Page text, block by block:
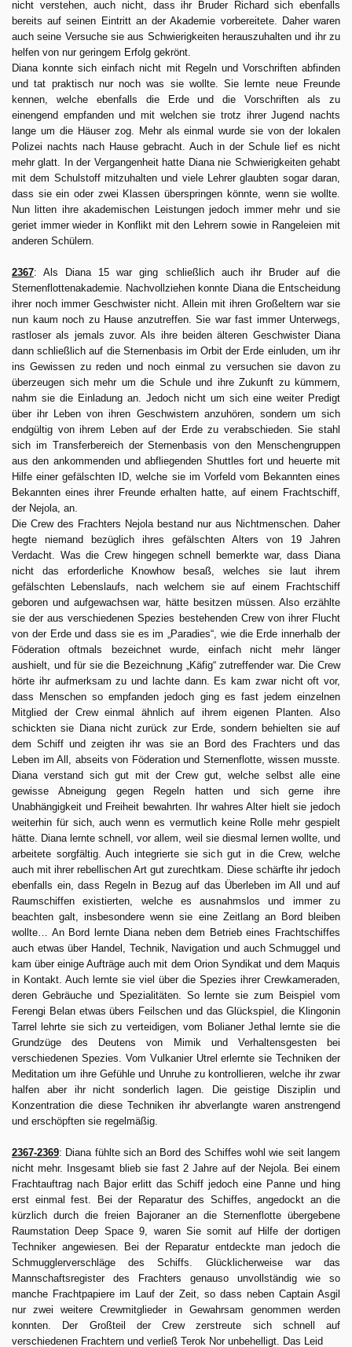
nicht verstehen, auch nicht, dass ihr Bruder Richard sich ebenfalls
bereits auf seinen Eintritt an der Akademie vorbereitete. Daher waren
auch seine Versuche sie aus Schwierigkeiten herauszuhalten und ihr zu
helfen von nur geringem Erfolg gekrönt.
Diana konnte sich einfach nicht mit Regeln und Vorschriften abfinden
und tat praktisch nur noch was sie wollte. Sie lernte neue Freunde
kennen, welche ebenfalls die Erde und die Vorschriften als zu
einengend empfanden und mit welchen sie trotz ihrer Jugend nachts
lange um die Häuser zog. Mehr als einmal wurde sie von der lokalen
Polizei nachts nach Hause gebracht. Auch in der Schule lief es nicht
mehr glatt. In der Vergangenheit hatte Diana nie Schwierigkeiten gehabt
mit dem Schulstoff mitzuhalten und viele Lehrer glaubten sogar daran,
dass sie ein oder zwei Klassen überspringen könnte, wenn sie wollte.
Nun litten ihre akademischen Leistungen jedoch immer mehr und sie
geriet immer wieder in Konflikt mit den Lehrern sowie in Rangeleien mit
anderen Schülern.
2367: Als Diana 15 war ging schließlich auch ihr Bruder auf die
Sternenflottenakademie. Nachvollziehen konnte Diana die Entscheidung
ihrer noch immer Geschwister nicht. Allein mit ihren Großeltern war sie
nun kaum noch zu Hause anzutreffen. Sie war fast immer Unterwegs,
rastloser als jemals zuvor. Als ihre beiden älteren Geschwister Diana
dann schließlich auf die Sternenbasis im Orbit der Erde einluden, um ihr
ins Gewissen zu reden und noch einmal zu versuchen sie davon zu
überzeugen sich mehr um die Schule und ihre Zukunft zu kümmern,
nahm sie die Einladung an. Jedoch nicht um sich eine weiter Predigt
über ihr Leben von ihren Geschwistern anzuhören, sondern um sich
endgültig von ihrem Leben auf der Erde zu verabschieden. Sie stahl
sich im Transferbereich der Sternenbasis von den Menschengruppen
aus den ankommenden und abfliegenden Shuttles fort und heuerte mit
Hilfe einer gefälschten ID, welche sie im Vorfeld vom Bekannten eines
Bekannten eines ihrer Freunde erhalten hatte, auf einem Frachtschiff,
der Nejola, an.
Die Crew des Frachters Nejola bestand nur aus Nichtmenschen. Daher
hegte niemand bezüglich ihres gefälschten Alters von 19 Jahren
Verdacht. Was die Crew hingegen schnell bemerkte war, dass Diana
nicht das erforderliche Knowhow besaß, welches sie laut ihrem
gefälschten Lebenslaufs, nach welchem sie auf einem Frachtschiff
geboren und aufgewachsen war, hätte besitzen müssen. Also erzählte
sie der aus verschiedenen Spezies bestehenden Crew von ihrer Flucht
von der Erde und dass sie es im „Paradies“, wie die Erde innerhalb der
Föderation oftmals bezeichnet wurde, einfach nicht mehr länger
aushielt, und für sie die Bezeichnung „Käfig“ zutreffender war. Die Crew
hörte ihr aufmerksam zu und lachte dann. Es kam zwar nicht oft vor,
dass Menschen so empfanden jedoch ging es fast jedem einzelnen
Mitglied der Crew einmal ähnlich auf ihrem eigenen Planten. Also
schickten sie Diana nicht zurück zur Erde, sondern behielten sie auf
dem Schiff und zeigten ihr was sie an Bord des Frachters und das
Leben im All, abseits von Föderation und Sternenflotte, wissen musste.
Diana verstand sich gut mit der Crew gut, welche selbst alle eine
gewisse Abneigung gegen Regeln hatten und sich gerne ihre
Unabhängigkeit und Freiheit bewahrten. Ihr wahres Alter hielt sie jedoch
weiterhin für sich, auch wenn es vermutlich keine Rolle mehr gespielt
hätte. Diana lernte schnell, vor allem, weil sie diesmal lernen wollte, und
arbeitete sorgfältig. Auch integrierte sie sich gut in die Crew, welche
auch mit ihrer rebellischen Art gut zurechtkam. Diese schärfte ihr jedoch
ebenfalls ein, dass Regeln in Bezug auf das Überleben im All und auf
Raumschiffen existierten, welche es ausnahmslos und immer zu
beachten galt, insbesondere wenn sie eine Zeitlang an Bord bleiben
wollte… An Bord lernte Diana neben dem Betrieb eines Frachtschiffes
auch etwas über Handel, Technik, Navigation und auch Schmuggel und
kam über einige Aufträge auch mit dem Orion Syndikat und dem Maquis
in Kontakt. Auch lernte sie viel über die Spezies ihrer Crewkameraden,
deren Gebräuche und Spezialitäten. So lernte sie zum Beispiel vom
Ferengi Belan etwas übers Feilschen und das Glückspiel, die Klingonin
Tarrel lehrte sie sich zu verteidigen, vom Bolianer Jethal lernte sie die
Grundzüge des Deutens von Mimik und Verhaltensgesten bei
verschiedenen Spezies. Vom Vulkanier Utrel erlernte sie Techniken der
Meditation um ihre Gefühle und Unruhe zu kontrollieren, welche ihr zwar
halfen aber ihr nicht sonderlich lagen. Die geistige Disziplin und
Konzentration die diese Techniken ihr abverlangte waren anstrengend
und erschöpften sie regelmäßig.
2367-2369: Diana fühlte sich an Bord des Schiffes wohl wie seit langem
nicht mehr. Insgesamt blieb sie fast 2 Jahre auf der Nejola. Bei einem
Frachtauftrag nach Bajor erlitt das Schiff jedoch eine Panne und hing
erst einmal fest. Bei der Reparatur des Schiffes, angedockt an die
kürzlich durch die freien Bajoraner an die Sternenflotte übergebene
Raumstation Deep Space 9, waren Sie somit auf Hilfe der dortigen
Techniker angewiesen. Bei der Reparatur entdeckte man jedoch die
Schmugglerverschläge des Schiffs. Glücklicherweise war das
Mannschaftsregister des Frachters genauso unvollständig wie so
manche Frachtpapiere im Lauf der Zeit, so dass neben Captain Asgil
nur zwei weitere Crewmitglieder in Gewahrsam genommen werden
konnten. Der Großteil der Crew zerstreute sich schnell auf
verschiedenen Frachtern und verließ Terok Nor unbehelligt. Das Leid